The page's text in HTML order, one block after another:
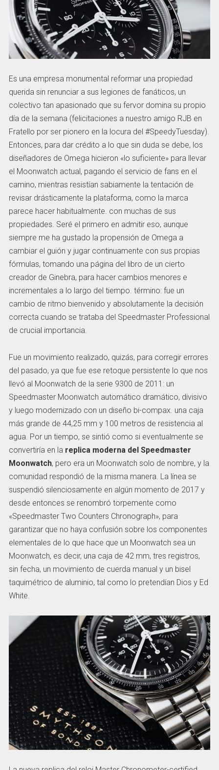
Es una empresa monumental reformar una propiedad
querida sin renunciar a sus legiones de fanáticos, un
colectivo tan apasionado que su fervor domina su propio
día de la semana (felicitaciones a nuestro amigo RJB en
Fratello por ser pionero en la locura del #SpeedyTuesday).
Entonces, para dar crédito a lo que sin duda se debe, los
diseñadores de Omega hicieron «lo suficiente» para llevar
el Moonwatch actual, pagando el servicio de fans en el
camino, mientras resistían sabiamente la tentación de
revisar drásticamente la plataforma, como la marca
parece hacer habitualmente. con muchas de sus
propiedades. Seré el primero en admitir eso, aunque
siempre me ha gustado la propensión de Omega a
cambiar el guión y jugar continuamente con sus propias
fórmulas, tomando una página del libro de un cierto
creador de Ginebra, para hacer cambios menores e
incrementales a lo largo del tiempo. término: fue un
cambio de ritmo bienvenido y absolutamente la decisión
correcta cuando se trataba del Speedmaster Professional
de crucial importancia.
Fue un movimiento realizado, quizás, para corregir errores
del pasado, ya que fue ese retoque persistente lo que nos
llevó al Moonwatch de la serie 9300 de 2011: un
Speedmaster Moonwatch automático dramático, divisivo
y luego modernizado con un diseño bi-compax. una caja
más grande de 44,25 mm y 100 metros de resistencia al
agua. Por un tiempo, se sintió como si eventualmente se
convertiría en la replica moderna del Speedmaster
Moonwatch, pero era un Moonwatch solo de nombre, y la
comunidad respondió de la misma manera. La línea se
suspendió silenciosamente en algún momento de 2017 y
desde entonces se renombró torpemente como
«Speedmaster Two Counters Chronograph», para
garantizar que no haya confusión sobre los componentes
elementales de lo que hace que un Moonwatch sea un
Moonwatch, es decir, una caja de 42 mm, tres registros,
sin fecha, un movimiento de cuerda manual y un bisel
taquimétrico de aluminio, tal como lo pretendían Dios y Ed
White.